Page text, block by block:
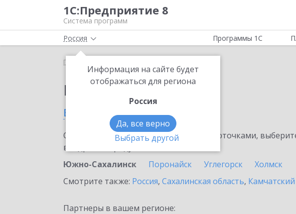
1С:Предприятие 8
Система программ
Россия
Информация на сайте будет
отображаться для региона
Россия
Да, все верно
Выбрать другой
Программы 1С
Главная
Партнеры фирмы 1С
в Южно-Сахалинске
Ознакомьтесь с информационными карточками,
внедрение продукта.
Южно-Сахалинск
Поронайск Углегорск
Холмск
Смотрите также: Россия, Сахалинская область,
Партнеры в вашем регионе: